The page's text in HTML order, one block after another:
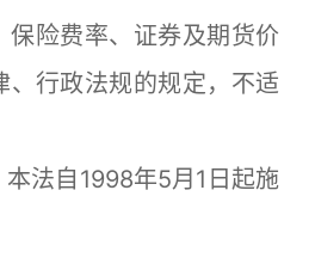
险费率、证券及期货价
、行政法规的规定，不适
本法自1998年5月1日起施